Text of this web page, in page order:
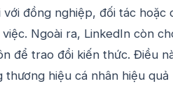
đồng nghiệp, đối tác hoặc
Ngoài ra, LinkedIn còn
để trao đổi kiến thức. Điều
hiệu cá nhân hiệu quả